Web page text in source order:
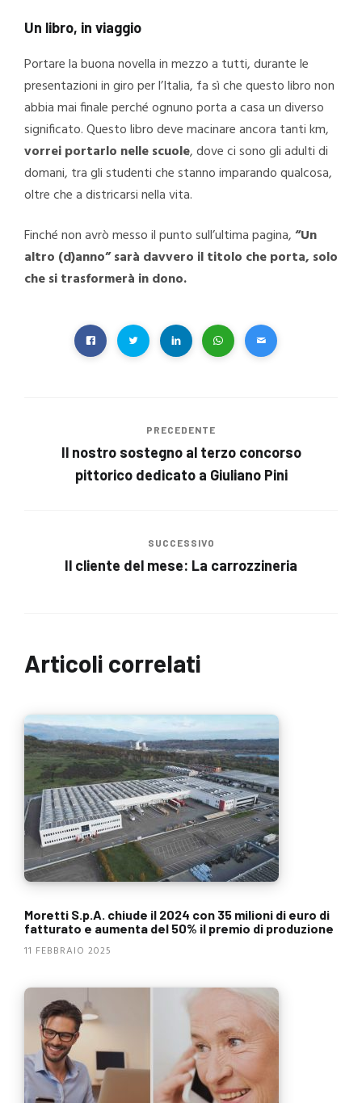
Un libro, in viaggio
Portare la buona novella in mezzo a tutti, durante le
presentazioni in giro per l’Italia, fa sì che questo libro non
abbia mai finale perché ognuno porta a casa un diverso
significato. Questo libro deve macinare ancora tanti km,
vorrei portarlo nelle scuole, dove ci sono gli adulti di
domani, tra gli studenti che stanno imparando qualcosa,
oltre che a districarsi nella vita.
Finché non avrò messo il punto sull’ultima pagina,“Un
altro (d)anno” sarà davvero il titolo che porta, solo
che si trasformerà in dono.
PRECEDENTE
Il nostro sostegno al terzo concorso
pittorico dedicato a Giuliano Pini
SUCCESSIVO
Il cliente del mese: La carrozzineria
Articoli correlati
Moretti S.p.A. chiude il 2024 con 35 milioni di euro di
fatturato e aumenta del 50% il premio di produzione
11 FEBBRAIO 2025